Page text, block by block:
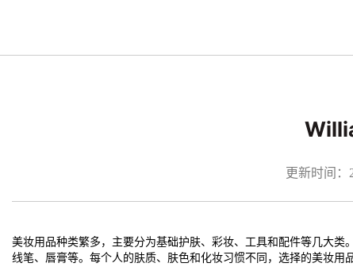
更新时间：
美妆用品种类繁多，主要分为基础护肤、彩妆、工具和配件等几大
线笔、唇膏等。每个人的肤质、肤色和化妆习惯不同，选择的美妆